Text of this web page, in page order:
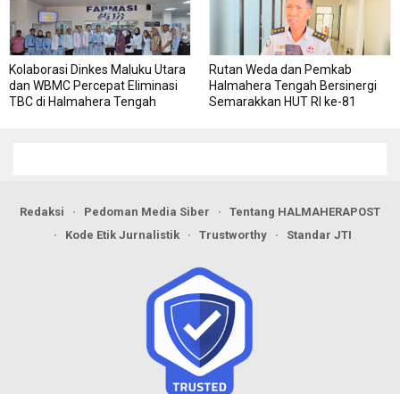
Kolaborasi Dinkes Maluku Utara
dan WBMC Percepat Eliminasi
TBC di Halmahera Tengah
Rutan Weda dan Pemkab
Halmahera Tengah Bersinergi
Semarakkan HUT RI ke-81
Redaksi Pedoman Media Siber
Tentang HALMAHERAPOST
Kode Etik Jurnalistik
Trustworthy Standar JTI